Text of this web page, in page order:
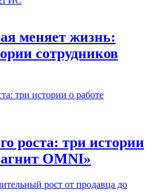
меняет жизнь:
сотрудников
роста: три истории
OMNI»